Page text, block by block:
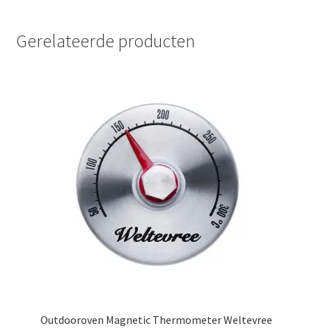
Gerelateerde producten
Outdooroven Magnetic Thermometer Weltevree